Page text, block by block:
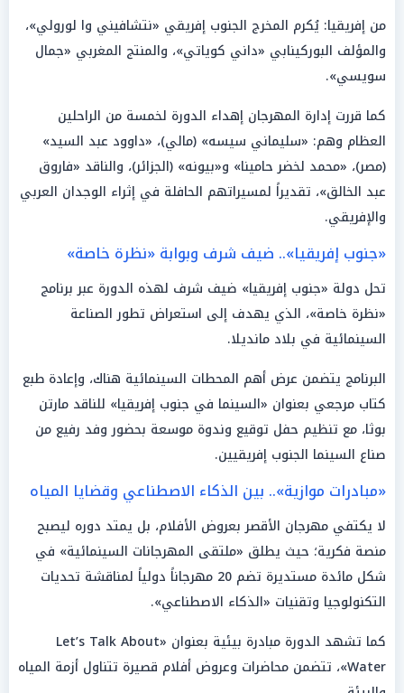
من إفريقيا: يُكرم المخرج الجنوب إفريقي «نتشافيني وا لورولي»،
والمؤلف البوركينابي «داني كوياتي»، والمنتج المغربي «جمال
سويسي».
كما قررت إدارة المهرجان إهداء الدورة لخمسة من الراحلين
العظام وهم: «سليماني سيسه» (مالي)، «داوود عبد السيد»
(مصر)، «محمد لخضر حامينا» و«بيونه» (الجزائر)، والناقد «فاروق
عبد الخالق»، تقديراً لمسيراتهم الحافلة في إثراء الوجدان العربي
والإفريقي.
«جنوب إفريقيا».. ضيف شرف وبوابة «نظرة خاصة»
تحل دولة «جنوب إفريقيا» ضيف شرف لهذه الدورة عبر برنامج
«نظرة خاصة»، الذي يهدف إلى استعراض تطور الصناعة
السينمائية في بلاد مانديلا.
البرنامج يتضمن عرض أهم المحطات السينمائية هناك، وإعادة طبع
كتاب مرجعي بعنوان «السينما في جنوب إفريقيا» للناقد مارتن
بوثا، مع تنظيم حفل توقيع وندوة موسعة بحضور وفد رفيع من
صناع السينما الجنوب إفريقيين.
«مبادرات موازية».. بين الذكاء الاصطناعي وقضايا المياه
لا يكتفي مهرجان الأقصر بعروض الأفلام، بل يمتد دوره ليصبح
منصة فكرية؛ حيث يطلق «ملتقى المهرجانات السينمائية» في
شكل مائدة مستديرة تضم 20 مهرجاناً دولياً لمناقشة تحديات
التكنولوجيا وتقنيات «الذكاء الاصطناعي».
كما تشهد الدورة مبادرة بيئية بعنوان «Let’s Talk About
Water»، تتضمن محاضرات وعروض أفلام قصيرة تتناول أزمة المياه